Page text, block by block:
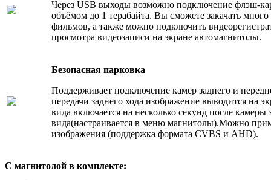
Через USB выходы возможно подключение флэш-
объёмом до 1 терабайта. Вы сможете закачать
фильмов, а также можно подключить
просмотра видеозаписи на экране автомагнитолы.
Безопасная парковка
Поддерживает подключение камер заднего и
передачи заднего хода изображение выводится на
вида включается на несколько секунд после камеры
вида(настраивается в меню магнитолы).Можно
изображения (поддержка формата CVBS и AHD).
С магнитолой в комплекте: